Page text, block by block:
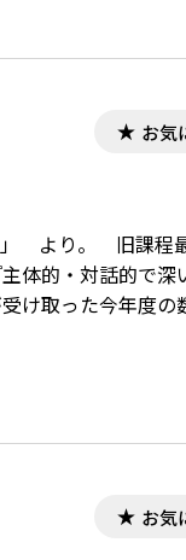
お気
」 より。 旧課程
体的・対話的で深
け取った今年度の
お気